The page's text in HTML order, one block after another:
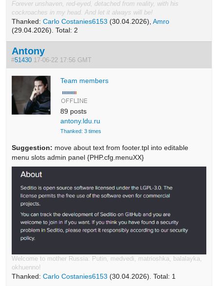
Forever unshaven, red-eyed, detached from reality, with his
cockroaches in my head. And let it always will be!
Thanked:Carlo Costanies6153 (30.04.2026),Amro
(29.04.2026). Total: 2
Antony
#51430 17-06-22 17:56 GMT
Team members
89 posts
antony.ldu.ru
Thanked: 3 times
Suggestion: move about text from footer.tpl into editable
menu slots admin panel {PHP.cfg.menuXX}
Welcome to mother Russia: Putin, medvedi, matrioshka, balalayka,
okhuenno!
Thanked:Carlo Costanies6153 (30.04.2026). Total: 1